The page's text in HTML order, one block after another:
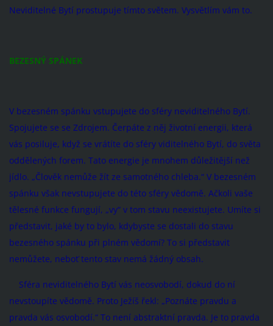
Neviditelné Bytí prostupuje tímto světem. Vysvětlím vám to.
BEZESNÝ SPÁNEK
V bezesném spánku vstupujete do sféry neviditelného Bytí.
Spojujete se se Zdrojem. Čerpáte z něj životní energii, která
vás posiluje, když se vrátíte do sféry viditelného Bytí, do světa
oddělených forem. Tato energie je mnohem důležitější než
jídlo. „Člověk nemůže žít ze samotného chleba.“ V bezesném
spánku však nevstupujete do této sféry vědomě. Ačkoli vaše
tělesné funkce fungují, „vy“ v tom stavu neexistujete. Umíte si
představit, jaké by to bylo, kdybyste se dostali do stavu
bezesného spánku při plném vědomí? To si představit
nemůžete, neboť tento stav nemá žádný obsah.
Sféra neviditelného Bytí vás neosvobodí, dokud do ní
nevstoupíte vědomě. Proto Ježíš řekl: „Poznáte pravdu a
pravda vás osvobodí.“ To není abstraktní pravda. Je to pravda